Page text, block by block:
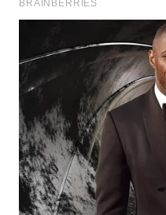
WN
TAPANULI
UTARA
WN
SAMOSIR
WN
PADANG